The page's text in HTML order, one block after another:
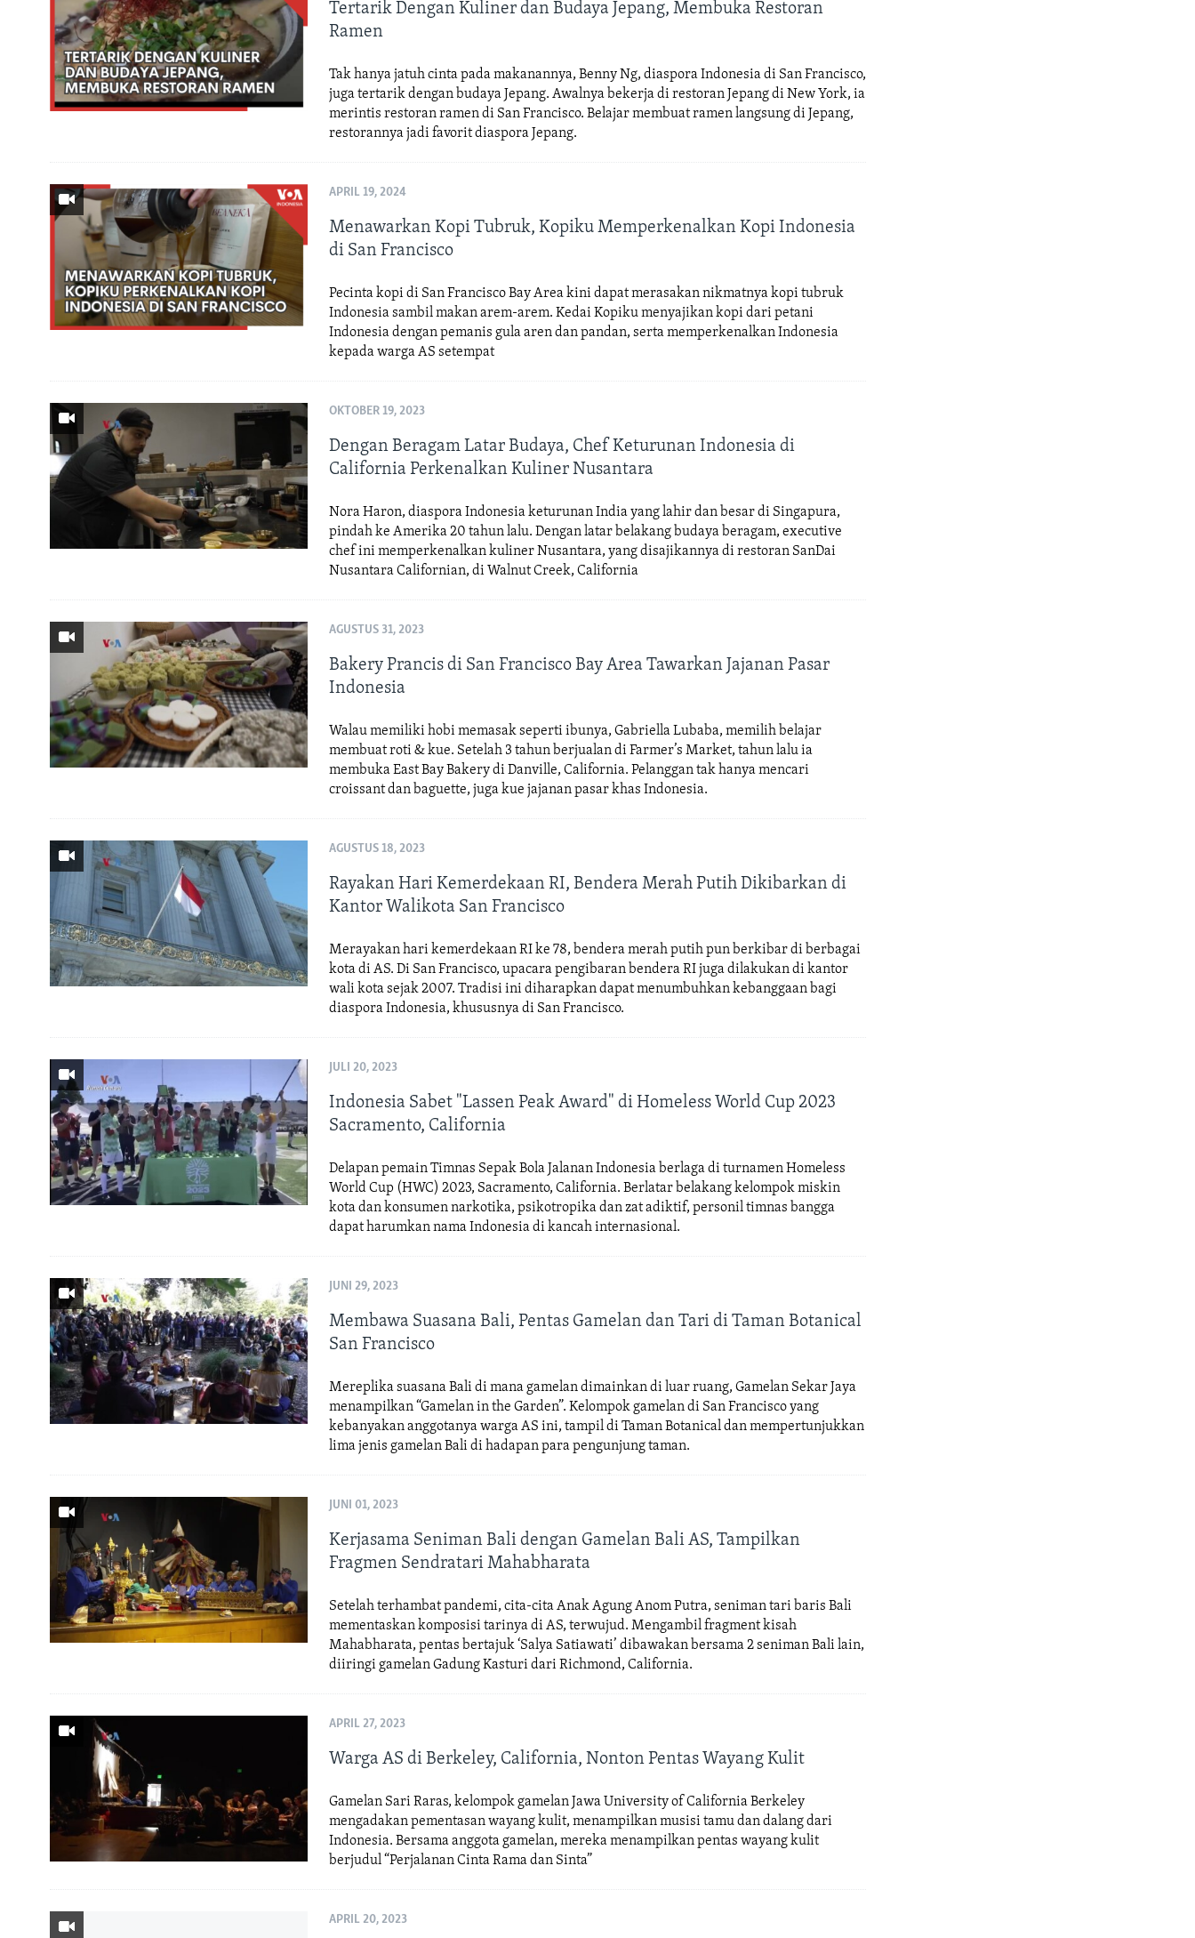
Tertarik Dengan Kuliner dan Budaya Jepang, Membuka Restoran
Ramen
Tak hanya jatuh cinta pada makanannya, Benny Ng, diaspora Indonesia di San Francisco,
juga tertarik dengan budaya Jepang. Awalnya bekerja di restoran Jepang di New York, ia
merintis restoran ramen di San Francisco. Belajar membuat ramen langsung di Jepang,
restorannya jadi favorit diaspora Jepang.
APRIL 19, 2024
Menawarkan Kopi Tubruk, Kopiku Memperkenalkan Kopi Indonesia
di San Francisco
Pecinta kopi di San Francisco Bay Area kini dapat merasakan nikmatnya kopi tubruk
Indonesia sambil makan arem-arem. Kedai Kopiku menyajikan kopi dari petani
Indonesia dengan pemanis gula aren dan pandan, serta memperkenalkan Indonesia
kepada warga AS setempat
OKTOBER 19, 2023
Dengan Beragam Latar Budaya, Chef Keturunan Indonesia di
California Perkenalkan Kuliner Nusantara
Nora Haron, diaspora Indonesia keturunan India yang lahir dan besar di Singapura,
pindah ke Amerika 20 tahun lalu. Dengan latar belakang budaya beragam, executive
chef ini memperkenalkan kuliner Nusantara, yang disajikannya di restoran SanDai
Nusantara Californian, di Walnut Creek, California
AGUSTUS 31, 2023
Bakery Prancis di San Francisco Bay Area Tawarkan Jajanan Pasar
Indonesia
Walau memiliki hobi memasak seperti ibunya, Gabriella Lubaba, memilih belajar
membuat roti & kue. Setelah 3 tahun berjualan di Farmer’s Market, tahun lalu ia
membuka East Bay Bakery di Danville, California. Pelanggan tak hanya mencari
croissant dan baguette, juga kue jajanan pasar khas Indonesia.
AGUSTUS 18, 2023
Rayakan Hari Kemerdekaan RI, Bendera Merah Putih Dikibarkan di
Kantor Walikota San Francisco
Merayakan hari kemerdekaan RI ke 78, bendera merah putih pun berkibar di berbagai
kota di AS. Di San Francisco, upacara pengibaran bendera RI juga dilakukan di kantor
wali kota sejak 2007. Tradisi ini diharapkan dapat menumbuhkan kebanggaan bagi
diaspora Indonesia, khususnya di San Francisco.
JULI 20, 2023
Indonesia Sabet "Lassen Peak Award" di Homeless World Cup 2023
Sacramento, California
Delapan pemain Timnas Sepak Bola Jalanan Indonesia berlaga di turnamen Homeless
World Cup (HWC) 2023, Sacramento, California. Berlatar belakang kelompok miskin
kota dan konsumen narkotika, psikotropika dan zat adiktif, personil timnas bangga
dapat harumkan nama Indonesia di kancah internasional.
JUNI 29, 2023
Membawa Suasana Bali, Pentas Gamelan dan Tari di Taman Botanical
San Francisco
Mereplika suasana Bali di mana gamelan dimainkan di luar ruang, Gamelan Sekar Jaya
menampilkan “Gamelan in the Garden”. Kelompok gamelan di San Francisco yang
kebanyakan anggotanya warga AS ini, tampil di Taman Botanical dan mempertunjukkan
lima jenis gamelan Bali di hadapan para pengunjung taman.
JUNI 01, 2023
Kerjasama Seniman Bali dengan Gamelan Bali AS, Tampilkan
Fragmen Sendratari Mahabharata
Setelah terhambat pandemi, cita-cita Anak Agung Anom Putra, seniman tari baris Bali
mementaskan komposisi tarinya di AS, terwujud. Mengambil fragment kisah
Mahabharata, pentas bertajuk ‘Salya Satiawati’ dibawakan bersama 2 seniman Bali lain,
diiringi gamelan Gadung Kasturi dari Richmond, California.
APRIL 27, 2023
Warga AS di Berkeley, California, Nonton Pentas Wayang Kulit
Gamelan Sari Raras, kelompok gamelan Jawa University of California Berkeley
mengadakan pementasan wayang kulit, menampilkan musisi tamu dan dalang dari
Indonesia. Bersama anggota gamelan, mereka menampilkan pentas wayang kulit
berjudul “Perjalanan Cinta Rama dan Sinta”
APRIL 20, 2023